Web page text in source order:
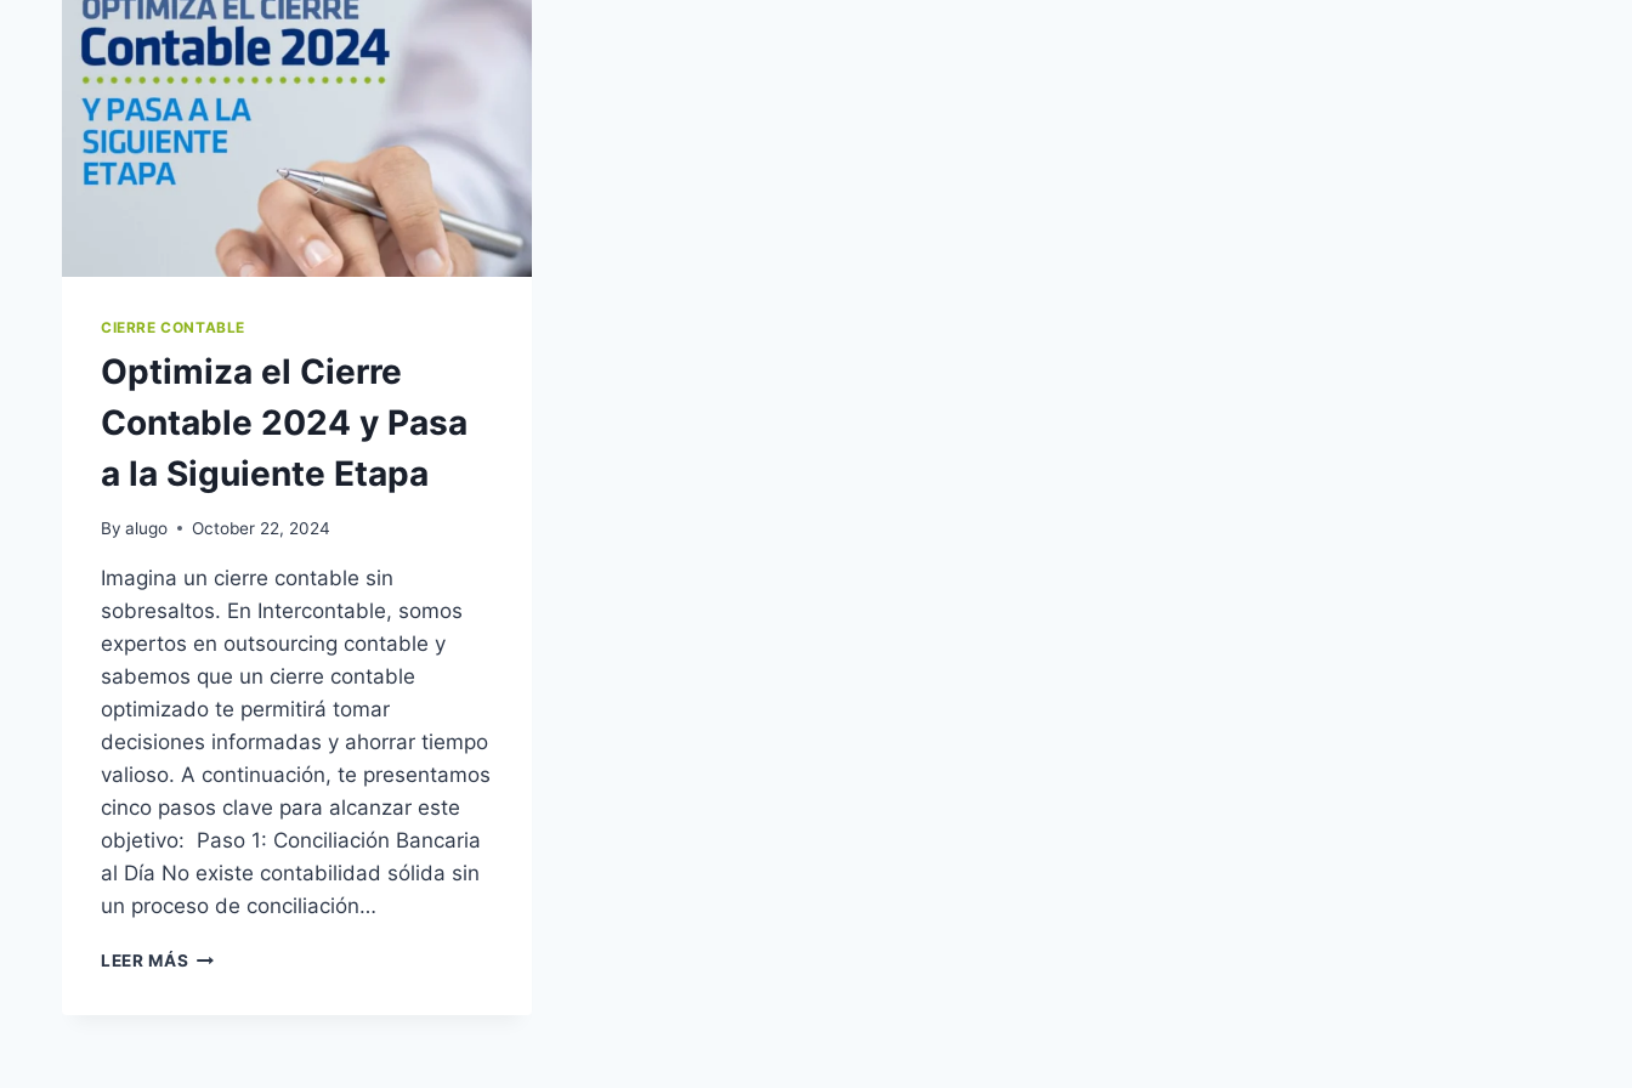
CIERRE CONTABLE
Optimiza el Cierre
Contable 2024 y Pasa
a la Siguiente Etapa
By alugo October 22, 2024
Imagina un cierre contable sin
sobresaltos. En Intercontable, somos
expertos en outsourcing contable y
sabemos que un cierre contable
optimizado te permitirá tomar
decisiones informadas y ahorrar tiempo
valioso. A continuación, te presentamos
cinco pasos clave para alcanzar este
objetivo: Paso 1: Conciliación Bancaria
al Día No existe contabilidad sólida sin
un proceso de conciliación…
LEER MÁS OPTIMIZA